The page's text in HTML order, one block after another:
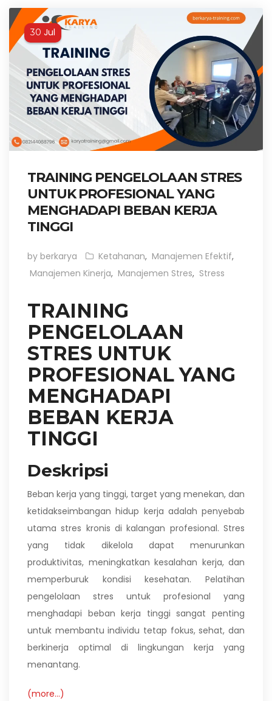
30 Jul
TRAINING PENGELOLAAN STRES
UNTUK PROFESIONAL YANG
MENGHADAPI BEBAN KERJA
TINGGI
by berkarya Ketahanan, Manajemen Efektif,
Manajemen Kinerja, Manajemen Stres, Stress
TRAINING
PENGELOLAAN
STRES UNTUK
PROFESIONAL YANG
MENGHADAPI
BEBAN KERJA
TINGGI
Deskripsi
Beban kerja yang tinggi, target yang menekan, dan
ketidakseimbangan hidup kerja adalah penyebab
utama stres kronis di kalangan profesional. Stres
yang tidak dikelola dapat menurunkan
produktivitas, meningkatkan kesalahan kerja, dan
memperburuk kondisi kesehatan. Pelatihan
pengelolaan stres untuk profesional yang
menghadapi beban kerja tinggi sangat penting
untuk membantu individu tetap fokus, sehat, dan
berkinerja optimal di lingkungan kerja yang
menantang.
(more…)